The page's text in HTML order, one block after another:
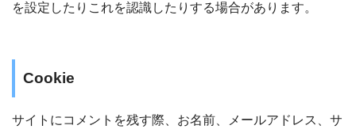
を設定したりこれを認識したりする場合があります。
Cookie
サイトにコメントを残す際、お名前、メールアドレス、サ